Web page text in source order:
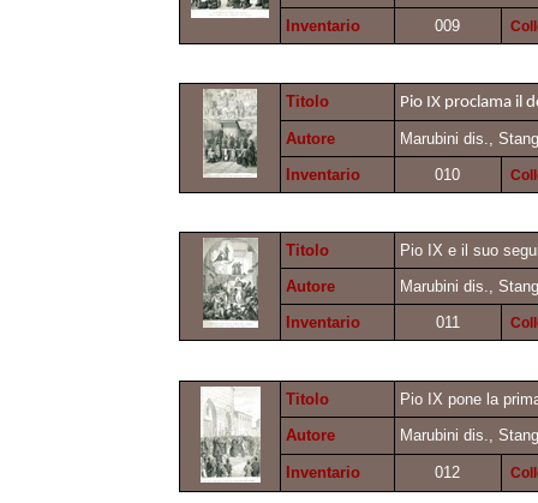
Inventario
009
Titolo
Pio IX proclama il
Autore
Marubini dis.,
Inventario
010
Titolo
Pio IX e il suo
Autore
Marubini dis.,
Inventario
011
Titolo
Pio IX pone la
Autore
Marubini dis.,
Inventario 012